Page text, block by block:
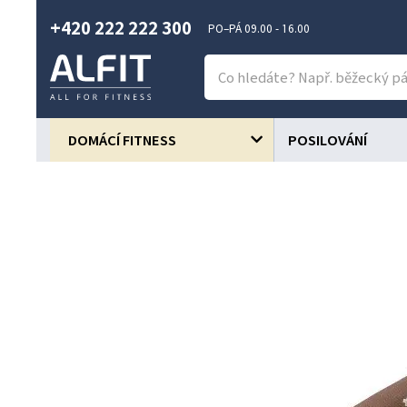
+420 222 222 300 PO–PÁ 09.00 - 16.00
DOMÁCÍ FITNESS POSILOVÁNÍ